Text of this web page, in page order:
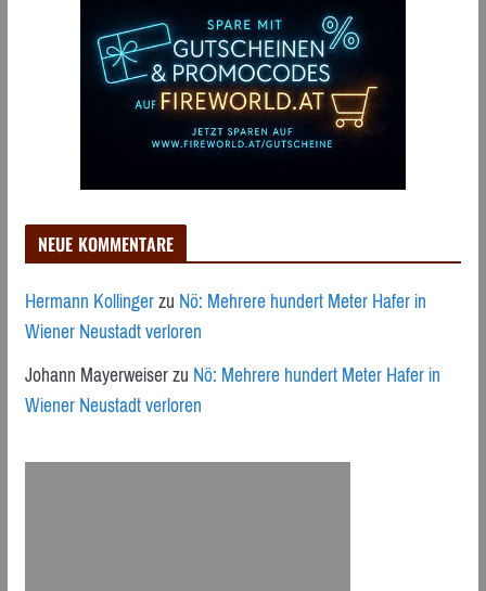
NEUE KOMMENTARE
Hermann KollingerzuNö: Mehrere hundert Meter Hafer in
Wiener Neustadt verloren
Johann MayerweiserzuNö: Mehrere hundert Meter Hafer in
Wiener Neustadt verloren